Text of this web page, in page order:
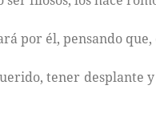
por él, pensando
tener desplante